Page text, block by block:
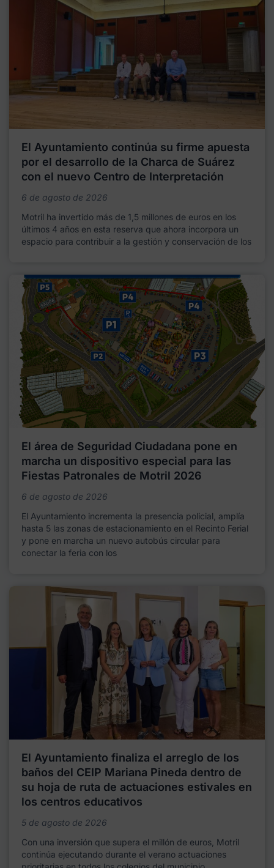
El Ayuntamiento continúa su firme apuesta
por el desarrollo de la Charca de Suárez
con el nuevo Centro de Interpretación
6 de agosto de 2026
Motril ha invertido más de 1,5 millones de euros en los
últimos 4 años en esta reserva que ahora incorpora un
espacio para contribuir a la gestión y conservación de los
El área de Seguridad Ciudadana pone en
marcha un dispositivo especial para las
Fiestas Patronales de Motril 2026
6 de agosto de 2026
El Ayuntamiento incrementa la presencia policial, amplía
hasta 5 las zonas de estacionamiento en el Recinto Ferial
y pone en marcha un nuevo autobús circular para
conectar la feria con los
El Ayuntamiento finaliza el arreglo de los
baños del CEIP Mariana Pineda dentro de
su hoja de ruta de actuaciones estivales en
los centros educativos
5 de agosto de 2026
Con una inversión que supera el millón de euros, Motril
continúa ejecutando durante el verano actuaciones